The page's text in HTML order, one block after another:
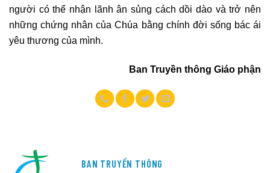
người có thể nhận lãnh ân sủng cách dồi dào và trở nên
những chứng nhân của Chúa bằng chính đời sống bác ái
yêu thương của mình.
Ban Truyền thông Giáo phận
BAN TRUYỀN THÔNG